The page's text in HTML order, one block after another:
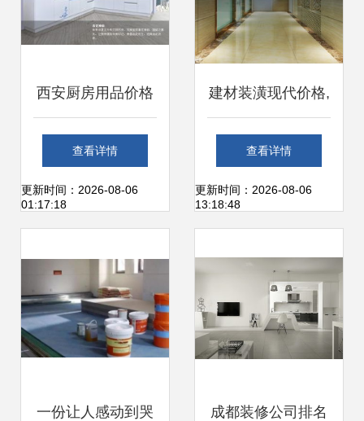
西安厨房用品价格
及十大品牌精选指
南 建材报价与房源
讯
查看详情
更新时间：2026-08-06
01:17:18
建材装潢现代价格,
价格查询,建材装潢
现代怎么样 30 80
利网建材装潢现代
比价
查看详情
更新时间：2026-08-06
13:18:48
一份让人感动到哭 成都装修公司排名